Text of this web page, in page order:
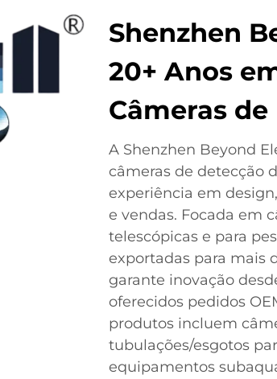
Shenzhen
20+ Anos
Câmeras
A Shenzhen Beyond
câmeras de detecção
experiência em
e vendas. Focada em
telescópicas e para
exportadas para mais
garante inovação
oferecidos pedidos
produtos incluem
tubulações/esgotos
equipamentos